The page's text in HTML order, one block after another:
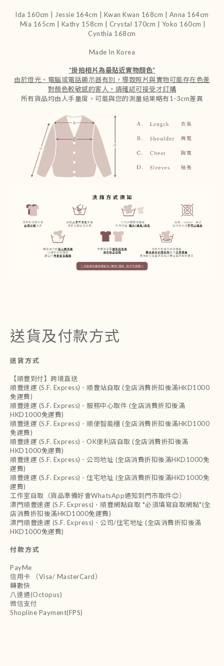
Ida 160cm | Jessie 164cm
Kwan Kwan 168cm | Anna 164cm
Mia 165cm | Kathy 158cm | Crystal 170cm | Yoko 160cm |
Cynthia 168cm
Made In Korea
*掛拍相片為最貼近實物顏色*
由於燈光、電腦或電話顯示器有別，導致照片與實物可能存在色差
對顏色較敏感的客人，請確認可接受才訂購
所有貨品均由人手量度，可能與您的測量結果略有1-3cm差異
送貨及付款方式
送貨方式
【順豐到付】跨境直送
順豐速運 (S.F. Express) - 順豐站自取 (全店消費折扣後滿HKD1000
免運費)
順豐速運 (S.F. Express) - 服務中心取件 (全店消費折扣後滿
HKD1000免運費)
順豐速運 (S.F. Express) - 順便智能櫃 (全店消費折扣後滿HKD1000
免運費)
順豐速運 (S.F. Express) - OK便利店自取 (全店消費折扣後滿
HKD1000免運費)
順豐速運 (S.F. Express) - 公司地址 (全店消費折扣後滿HKD1000免
運費)
順豐速運 (S.F. Express) - 住宅地址 (全店消費折扣後滿HKD1000免
運費)
工作室自取（貨品準備好會WhatsApp通知到門市取件😊）
澳門順豐速運 (S.F. Express) - 順豐網點自取 *必須填寫自取網點*(全
店消費折扣後滿HKD1000免運費)
澳門順豐速運 (S.F. Express) - 公司/住宅地址 (全店消費折扣後滿
HKD1000免運費)
付款方式
PayMe
信用卡 （Visa/ MasterCard）
轉數快
八達通(Octopus)
微信支付
Shopline Payment(FPS)